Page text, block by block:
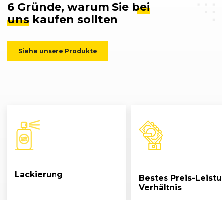
6 Gründe, warum Sie bei
uns kaufen sollten
Siehe unsere Produkte
Lackierung
Bestes Preis-
Verhältnis